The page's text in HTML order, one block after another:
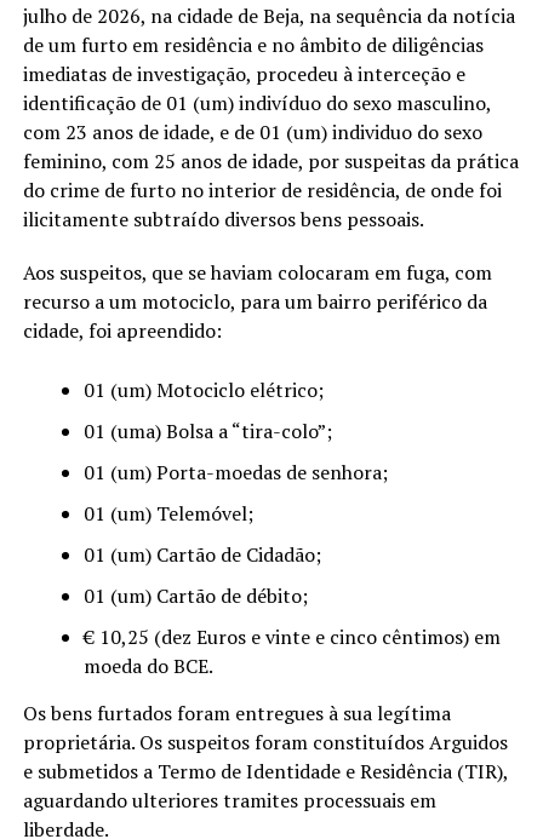
julho de 2026, na cidade de Beja, na sequência da notícia
de um furto em residência e no âmbito de diligências
imediatas de investigação, procedeu à interceção e
identificação de 01 (um) indivíduo do sexo masculino,
com 23 anos de idade, e de 01 (um) individuo do sexo
feminino, com 25 anos de idade, por suspeitas da prática
do crime de furto no interior de residência, de onde foi
ilicitamente subtraído diversos bens pessoais.
Aos suspeitos, que se haviam colocaram em fuga, com
recurso a um motociclo, para um bairro periférico da
cidade, foi apreendido:
01 (um) Motociclo elétrico;
01 (uma) Bolsa a “tira-colo”;
01 (um) Porta-moedas de senhora;
01 (um) Telemóvel;
01 (um) Cartão de Cidadão;
01 (um) Cartão de débito;
€ 10,25 (dez Euros e vinte e cinco cêntimos) em
moeda do BCE.
Os bens furtados foram entregues à sua legítima
proprietária. Os suspeitos foram constituídos Arguidos
e submetidos a Termo de Identidade e Residência (TIR),
aguardando ulteriores tramites processuais em
liberdade.